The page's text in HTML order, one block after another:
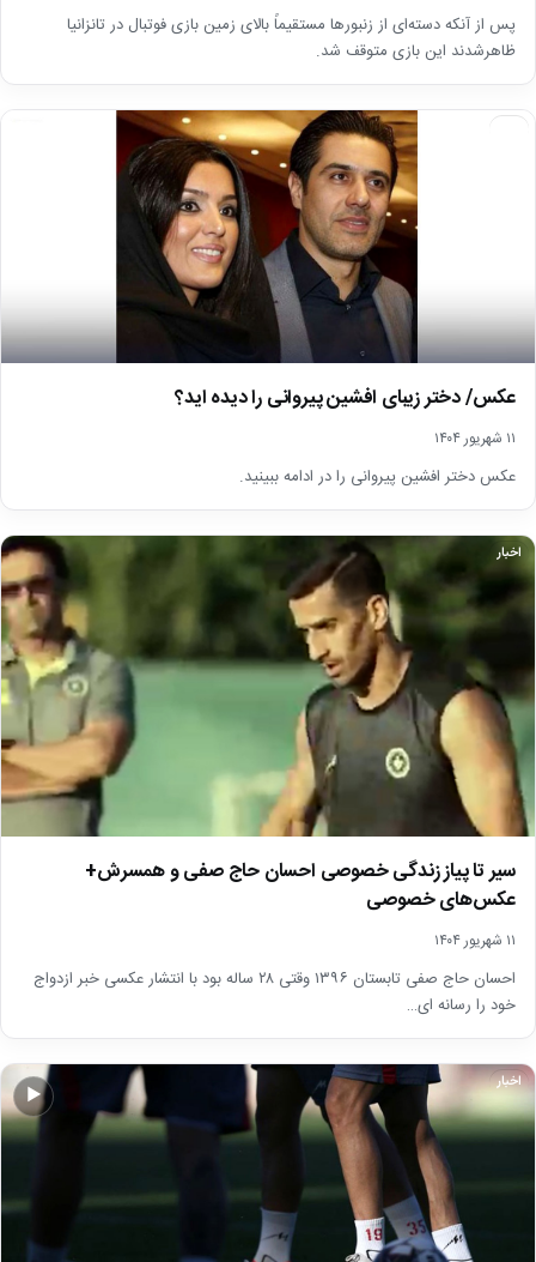
پس از آنکه دسته‌ای از زنبورها مستقیماً بالای زمین بازی فوتبال در تانزانیا
ظاهرشدند این بازی متوقف شد.
عکس/ دختر زیبای افشین پیروانی را دیده اید؟
۱۱ شهریور ۱۴۰۴
عکس دختر افشین پیروانی را در ادامه ببینید.
اخبار
سیر تا پیاز زندگی خصوصی احسان حاج صفی و همسرش+
عکس‌های خصوصی
۱۱ شهریور ۱۴۰۴
احسان حاج صفی تابستان ۱۳۹۶ وقتی ۲۸ ساله بود با انتشار عکسی خبر ازدواج
خود را رسانه ای…
▶
اخبار